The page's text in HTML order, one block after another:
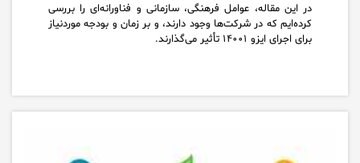
در این مقاله، عوامل فرهنگی، سازمانی و فناورانه‌ای را بررسی
کرده‌ایم که در شرکت‌ها وجود دارند، و بر زمان و بودجه موردنیاز
برای اجرای ایزو ۱۴۰۰۱ تأثیر می‌گذارند.